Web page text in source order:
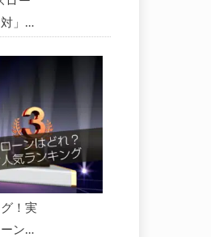
」に
ング
！実
ンは